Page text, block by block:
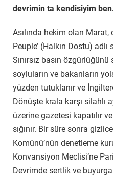
devrimin ta kendisiyim
Asılında hekim olan Marat,
Peuple’ (Halkın Dostu) adlı
Sınırsız basın
soyluların ve bakanların
yüzden tutuklanır ve
Dönüşte krala karşı silahlı
üzerine gazetesi kapatılır
sığınır. Bir süre sonra
Komünü’nün denetleme
Konvansiyon Meclisi’ne
Devrimde sertlik ve